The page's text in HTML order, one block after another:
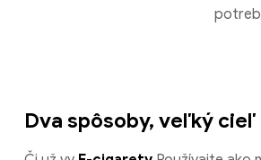
Dva spôsoby, veľký